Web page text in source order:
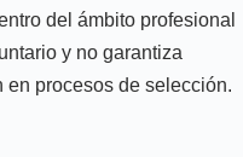
del ámbito profesional
y no garantiza
procesos de selección.